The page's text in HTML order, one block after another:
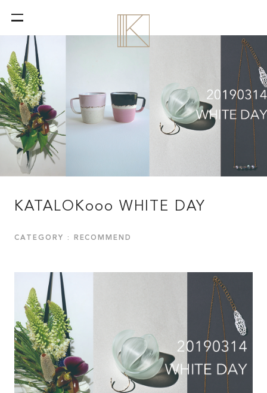
KATALOKooo WHITE DAY
CATEGORY : RECOMMEND